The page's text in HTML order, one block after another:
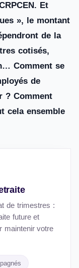
Et
», le montant
de la
cotisés,
Comment se
de
? Comment
cela ensemble
de trimestres :
future et
maintenir votre